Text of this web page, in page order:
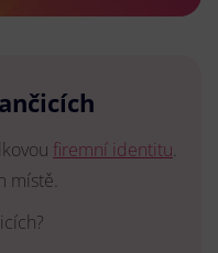
firemní identitu.
místě.